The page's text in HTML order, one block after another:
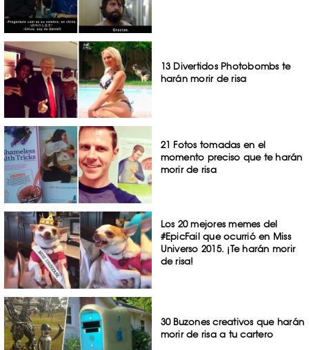
13 Divertidos Photobombs te
harán morir de risa
21 Fotos tomadas en el
momento preciso que te harán
morir de risa
Los 20 mejores memes del
#EpicFail que ocurrió en Miss
Universo 2015. ¡Te harán morir
de risa!
30 Buzones creativos que harán
morir de risa a tu cartero